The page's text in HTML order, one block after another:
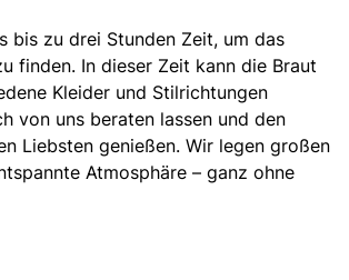
bis zu drei Stunden Zeit, um das
finden. In dieser Zeit kann die Braut
Kleider und Stilrichtungen
von uns beraten lassen und den
Liebsten genießen. Wir legen großen
Atmosphäre – ganz ohne